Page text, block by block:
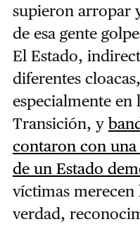
supieron arropar
de esa gente
El Estado,
diferentes
especialmente en
Transición, y
contaron con
de un Estado
víctimas
verdad,